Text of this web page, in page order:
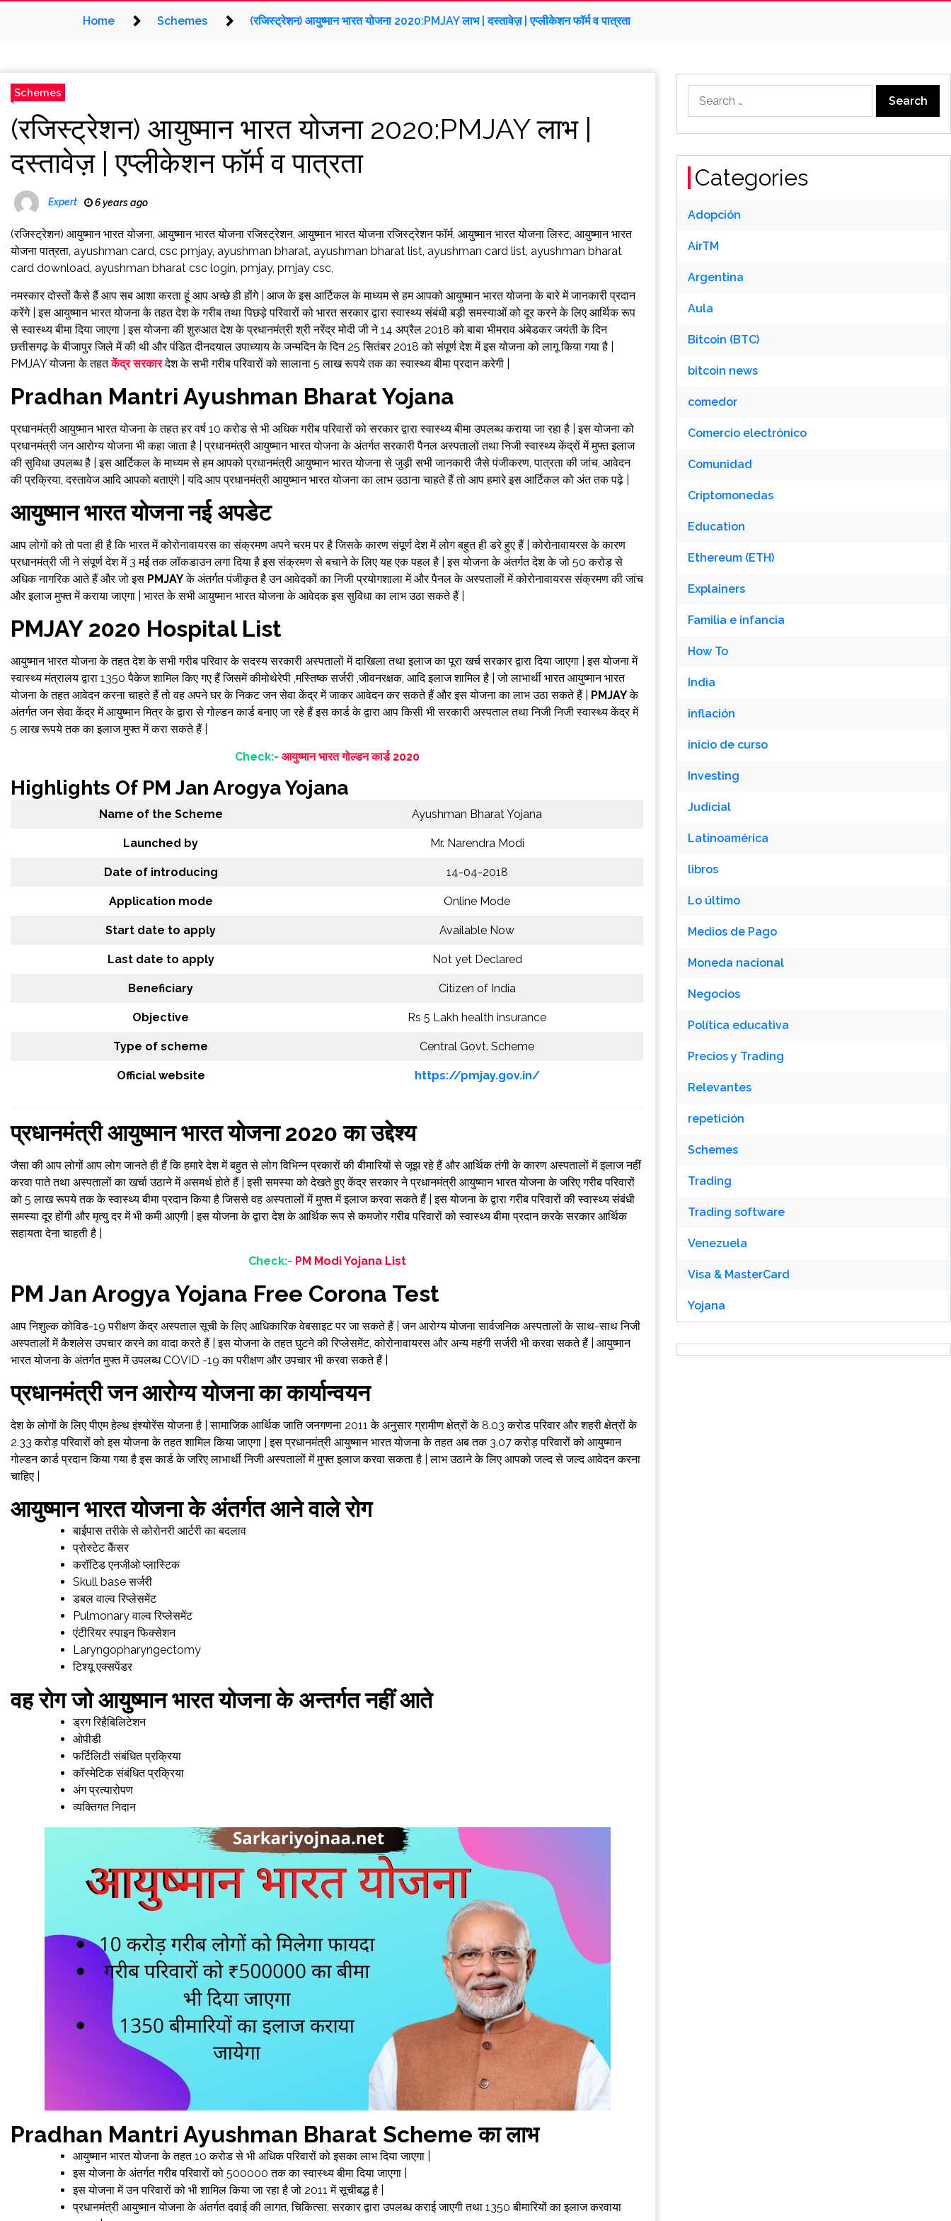
Home Schemes (रजिस्ट्रेशन) आयुष्मान भारत योजना 2020:PMJAY लाभ | दस्तावेज़ | एप्लीकेशन फॉर्म व पात्रता
Schemes
(रजिस्ट्रेशन) आयुष्मान भारत योजना 2020:PMJAY लाभ |
दस्तावेज़ | एप्लीकेशन फॉर्म व पात्रता
Expert 6 years ago
(रजिस्ट्रेशन) आयुष्मान भारत योजना, आयुष्मान भारत योजना रजिस्ट्रेशन, आयुष्मान भारत योजना रजिस्ट्रेशन फॉर्म, आयुष्मान भारत योजना लिस्ट, आयुष्मान भारत
योजना पात्रता, ayushman card, csc pmjay, ayushman bharat, ayushman bharat list, ayushman card list, ayushman bharat
card download, ayushman bharat csc login, pmjay, pmjay csc,
नमस्कार दोस्तों कैसे हैं आप सब आशा करता हूं आप अच्छे ही होंगे | आज के इस आर्टिकल के माध्यम से हम आपको आयुष्मान भारत योजना के बारे में जानकारी प्रदान
करेंगे | इस आयुष्मान भारत योजना के तहत देश के गरीब तथा पिछड़े परिवारों को भारत सरकार द्वारा स्वास्थ्य संबंधी बड़ी समस्याओं को दूर करने के लिए आर्थिक रूप
से स्वास्थ्य बीमा दिया जाएगा | इस योजना की शुरुआत देश के प्रधानमंत्री श्री नरेंद्र मोदी जी ने 14 अप्रैल 2018 को बाबा भीमराव अंबेडकर जयंती के दिन
छत्तीसगढ़ के बीजापुर जिले में की थी और पंडित दीनदयाल उपाध्याय के जन्मदिन के दिन 25 सितंबर 2018 को संपूर्ण देश में इस योजना को लागू किया गया है |
PMJAY योजना के तहतकेंद्र सरकारदेश के सभी गरीब परिवारों को सालाना 5 लाख रूपये तक का स्वास्थ्य बीमा प्रदान करेगी |
Pradhan Mantri Ayushman Bharat Yojana
प्रधानमंत्री आयुष्मान भारत योजना के तहत हर वर्ष 10 करोड से भी अधिक गरीब परिवारों को सरकार द्वारा स्वास्थ्य बीमा उपलब्ध कराया जा रहा है | इस योजना को
प्रधानमंत्री जन आरोग्य योजना भी कहा जाता है | प्रधानमंत्री आयुष्मान भारत योजना के अंतर्गत सरकारी पैनल अस्पतालों तथा निजी स्वास्थ्य केंद्रों में मुफ्त इलाज
की सुविधा उपलब्ध है | इस आर्टिकल के माध्यम से हम आपको प्रधानमंत्री आयुष्मान भारत योजना से जुड़ी सभी जानकारी जैसे पंजीकरण, पात्रता की जांच, आवेदन
की प्रक्रिया, दस्तावेज आदि आपको बताएंगे | यदि आप प्रधानमंत्री आयुष्मान भारत योजना का लाभ उठाना चाहते हैं तो आप हमारे इस आर्टिकल को अंत तक पढ़े |
आयुष्मान भारत योजना नई अपडेट
आप लोगों को तो पता ही है कि भारत में कोरोनावायरस का संक्रमण अपने चरम पर है जिसके कारण संपूर्ण देश में लोग बहुत ही डरे हुए हैं | कोरोनावायरस के कारण
प्रधानमंत्री जी ने संपूर्ण देश में 3 मई तक लॉकडाउन लगा दिया है इस संक्रमण से बचाने के लिए यह एक पहल है | इस योजना के अंतर्गत देश के जो 50 करोड़ से
अधिक नागरिक आते हैं और जो इस PMJAYके अंतर्गत पंजीकृत है उन आवेदकों का निजी प्रयोगशाला में और पैनल के अस्पतालों में कोरोनावायरस संक्रमण की जांच
और इलाज मुफ्त में कराया जाएगा | भारत के सभी आयुष्मान भारत योजना के आवेदक इस सुविधा का लाभ उठा सकते हैं |
PMJAY 2020 Hospital List
आयुष्मान भारत योजना के तहत देश के सभी गरीब परिवार के सदस्य सरकारी अस्पतालों में दाखिला तथा इलाज का पूरा खर्च सरकार द्वारा दिया जाएगा | इस योजना में
स्वास्थ्य मंत्रालय द्वारा 1350 पैकेज शामिल किए गए हैं जिसमें कीमोथेरेपी ,मस्तिष्क सर्जरी ,जीवनरक्षक, आदि इलाज शामिल है | जो लाभार्थी भारत आयुष्मान भारत
योजना के तहत आवेदन करना चाहते हैं तो वह अपने घर के निकट जन सेवा केंद्र में जाकर आवेदन कर सकते हैं और इस योजना का लाभ उठा सकते हैं | PMJAYके
अंतर्गत जन सेवा केंद्र में आयुष्मान मित्र के द्वारा से गोल्डन कार्ड बनाए जा रहे हैं इस कार्ड के द्वारा आप किसी भी सरकारी अस्पताल तथा निजी निजी स्वास्थ्य केंद्र में
5 लाख रूपये तक का इलाज मुफ्त में करा सकते हैं |
Check:- आयुष्मान भारत गोल्डन कार्ड 2020
Highlights Of PM Jan Arogya Yojana
Name of the Scheme Ayushman Bharat Yojana
Launched by Mr. Narendra Modi
Date of introducing 14-04-2018
Application mode Online Mode
Start date to apply Available Now
Last date to apply Not yet Declared
Beneficiary Citizen of India
Objective Rs 5 Lakh health insurance
Type of scheme Central Govt. Scheme
Official website https://pmjay.gov.in/
प्रधानमंत्री आयुष्मान भारत योजना 2020 का उद्देश्य
जैसा की आप लोगों आप लोग जानते ही हैं कि हमारे देश में बहुत से लोग विभिन्न प्रकारों की बीमारियों से जूझ रहे हैं और आर्थिक तंगी के कारण अस्पतालों में इलाज नहीं
करवा पाते तथा अस्पतालों का खर्चा उठाने में असमर्थ होते हैं | इसी समस्या को देखते हुए केंद्र सरकार ने प्रधानमंत्री आयुष्मान भारत योजना के जरिए गरीब परिवारों
को 5 लाख रूपये तक के स्वास्थ्य बीमा प्रदान किया है जिससे वह अस्पतालों में मुफ्त में इलाज करवा सकते हैं | इस योजना के द्वारा गरीब परिवारों की स्वास्थ्य संबंधी
समस्या दूर होंगी और मृत्यु दर में भी कमी आएगी | इस योजना के द्वारा देश के आर्थिक रूप से कमजोर गरीब परिवारों को स्वास्थ्य बीमा प्रदान करके सरकार आर्थिक
सहायता देना चाहती है |
Check:- PM Modi Yojana List
PM Jan Arogya Yojana Free Corona Test
आप निशुल्क कोविड-19 परीक्षण केंद्र अस्पताल सूची के लिए आधिकारिक वेबसाइट पर जा सकते हैं | जन आरोग्य योजना सार्वजनिक अस्पतालों के साथ-साथ निजी
अस्पतालों में कैशलेस उपचार करने का वादा करते हैं | इस योजना के तहत घुटने की रिप्लेसमेंट, कोरोनावायरस और अन्य महंगी सर्जरी भी करवा सकते हैं | आयुष्मान
भारत योजना के अंतर्गत मुफ्त में उपलब्ध COVID -19 का परीक्षण और उपचार भी करवा सकते हैं |
प्रधानमंत्री जन आरोग्य योजना का कार्यान्वयन
देश के लोगों के लिए पीएम हेल्थ इंश्योरेंस योजना है | सामाजिक आर्थिक जाति जनगणना 2011 के अनुसार ग्रामीण क्षेत्रों के 8.03 करोड परिवार और शहरी क्षेत्रों के
2.33 करोड़ परिवारों को इस योजना के तहत शामिल किया जाएगा | इस प्रधानमंत्री आयुष्मान भारत योजना के तहत अब तक 3.07 करोड़ परिवारों को आयुष्मान
गोल्डन कार्ड प्रदान किया गया है इस कार्ड के जरिए लाभार्थी निजी अस्पतालों में मुफ्त इलाज करवा सकता है | लाभ उठाने के लिए आपको जल्द से जल्द आवेदन करना
चाहिए |
आयुष्मान भारत योजना के अंतर्गत आने वाले रोग
बाईपास तरीके से कोरोनरी आर्टरी का बदलाव
प्रोस्टेट कैंसर
करॉटिड एनजीओ प्लास्टिक
Skull base सर्जरी
डबल वाल्व रिप्लेसमेंट
Pulmonary वाल्व रिप्लेसमेंट
एंटीरियर स्पाइन फिक्सेशन
Laryngopharyngectomy
टिश्यू एक्सपेंडर
वह रोग जो आयुष्मान भारत योजना के अन्तर्गत नहीं आते
ड्रग रिहैबिलिटेशन
ओपीडी
फर्टिलिटी संबंधित प्रक्रिया
कॉस्मेटिक संबंधित प्रक्रिया
अंग प्रत्यारोपण
व्यक्तिगत निदान
Pradhan Mantri Ayushman Bharat Scheme का लाभ
आयुष्मान भारत योजना के तहत 10 करोड से भी अधिक परिवारों को इसका लाभ दिया जाएगा |
इस योजना के अंतर्गत गरीब परिवारों को ₹500000 तक का स्वास्थ्य बीमा दिया जाएगा |
इस योजना में उन परिवारों को भी शामिल किया जा रहा है जो 2011 में सूचीबद्ध है |
प्रधानमंत्री आयुष्मान योजना के अंतर्गत दवाई की लागत, चिकित्सा, सरकार द्वारा उपलब्ध कराई जाएगी तथा 1350 बीमारियों का इलाज करवाया
for:
Categories
Adopción
AirTM
Argentina
Aula
Bitcoin (BTC)
bitcoin news
comedor
Comercio electrónico
Comunidad
Criptomonedas
Education
Ethereum (ETH)
Explainers
Familia e infancia
How To
India
inflación
inicio de curso
Investing
Judicial
Latinoamérica
libros
Lo último
Medios de Pago
Moneda nacional
Negocios
Política educativa
Precios y Trading
Relevantes
repetición
Schemes
Trading
Trading software
Venezuela
Visa & MasterCard
Yojana